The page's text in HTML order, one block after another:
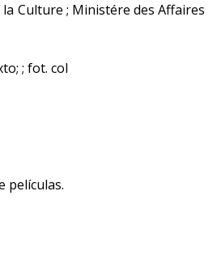
Culture ; Ministére des Affaires
; fot. col
películas.